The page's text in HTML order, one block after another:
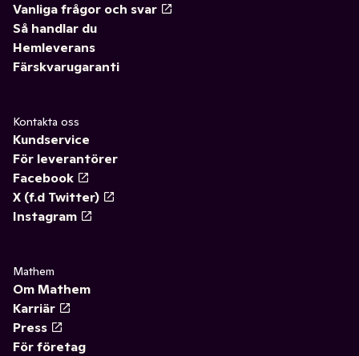
Vanliga frågor och svar
Så handlar du
Hemleverans
Färskvarugaranti
Kontakta oss
Kundservice
För leverantörer
Facebook
X (f.d Twitter)
Instagram
Mathem
Om Mathem
Karriär
Press
För företag